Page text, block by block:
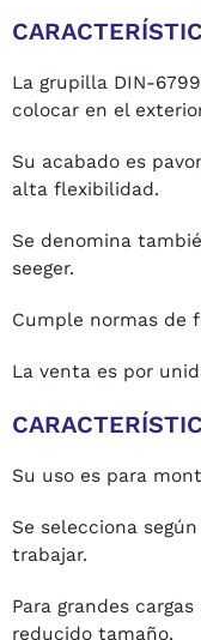
La grupilla DIN-
colocar en el
Su acabado es
alta flexibilidad.
Se denomina
seeger.
Cumple normas de
La venta es por
Su uso es para
Se selecciona
trabajar.
Para grandes
reducido tamaño.